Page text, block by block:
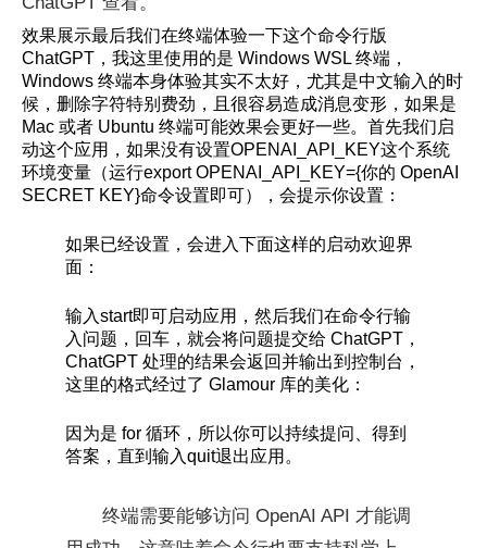
效果展示最后我们在终端体验一下这个命令行版
ChatGPT，我这里使用的是 Windows WSL 终端，
Windows 终端本身体验其实不太好，尤其是中文输入的时
候，删除字符特别费劲，且很容易造成消息变形，如果是
Mac 或者 Ubuntu 终端可能效果会更好一些。首先我们启
动这个应用，如果没有设置OPENAI_API_KEY这个系统
环境变量（运行export OPENAI_API_KEY={你的 OpenAI
SECRET KEY}命令设置即可），会提示你设置：
如果已经设置，会进入下面这样的启动欢迎界
面：
输入start即可启动应用，然后我们在命令行输
入问题，回车，就会将问题提交给 ChatGPT，
ChatGPT 处理的结果会返回并输出到控制台，
这里的格式经过了 Glamour 库的美化：
因为是 for 循环，所以你可以持续提问、得到
答案，直到输入quit退出应用。
终端需要能够访问 OpenAI API 才能调